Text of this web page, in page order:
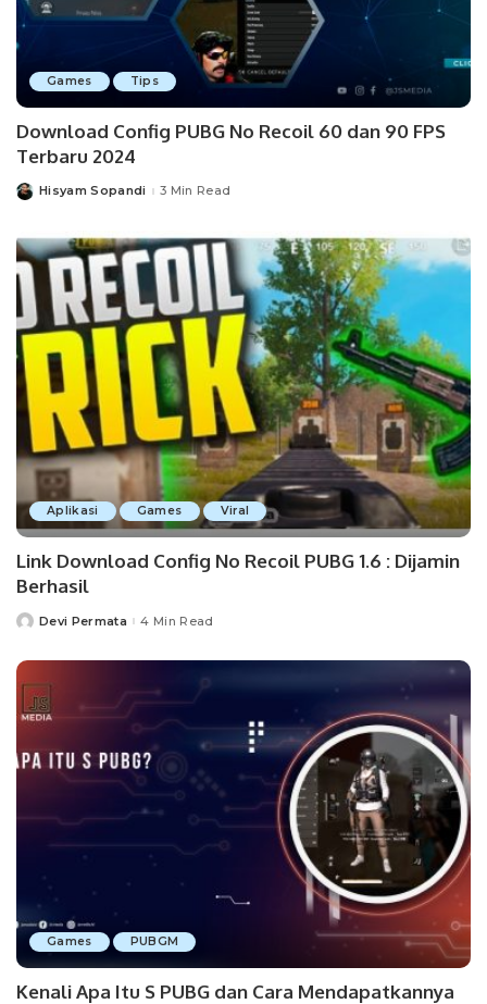
Games Tips
Download Config PUBG No Recoil 60 dan 90 FPS
Terbaru 2024
PostedHisyam Sopandi 3 Min Read
Aplikasi Games Viral
Link Download Config No Recoil PUBG 1.6 : Dijamin
Berhasil
PostedDevi Permata 4 Min Read
Games PUBGM
Kenali Apa Itu S PUBG dan Cara Mendapatkannya